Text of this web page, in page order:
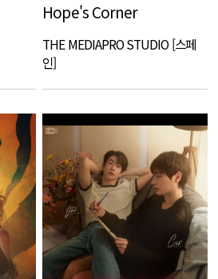
Hope's Corner
THE MEDIAPRO STUDIO [스페
인]